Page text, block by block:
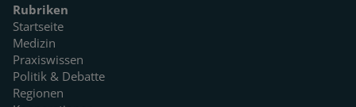
Rubriken
Startseite
Medizin
Praxiswissen
Politik & Debatte
Regionen